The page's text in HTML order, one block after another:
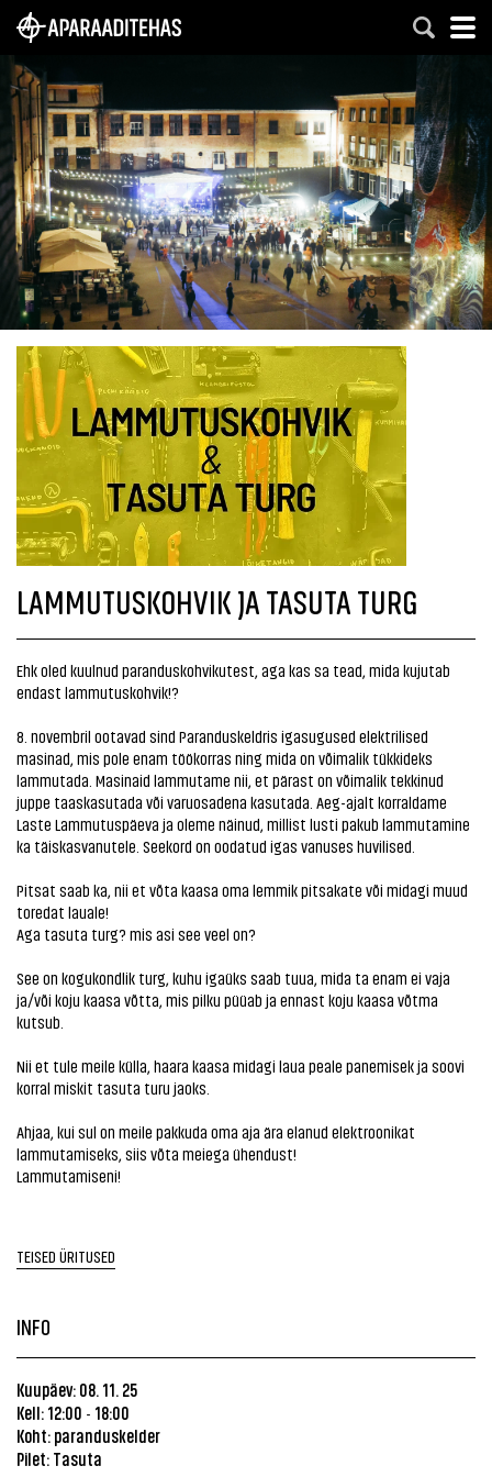
LAMMUTUSKOHVIK JA TASUTA TURG
Ehk oled kuulnud paranduskohvikutest, aga kas sa tead, mida kujutab
endast lammutuskohvik!?
8. novembril ootavad sind Paranduskeldris igasugused elektrilised
masinad, mis pole enam töökorras ning mida on võimalik tükkideks
lammutada. Masinaid lammutame nii, et pärast on võimalik tekkinud
juppe taaskasutada või varuosadena kasutada. Aeg-ajalt korraldame
Laste Lammutuspäeva ja oleme näinud, millist lusti pakub lammutamine
ka täiskasvanutele. Seekord on oodatud igas vanuses huvilised.
Pitsat saab ka, nii et võta kaasa oma lemmik pitsakate või midagi muud
toredat lauale!
Aga tasuta turg? mis asi see veel on?
See on kogukondlik turg, kuhu igaüks saab tuua, mida ta enam ei vaja
ja/või koju kaasa võtta, mis pilku püüab ja ennast koju kaasa võtma
kutsub.
Nii et tule meile külla, haara kaasa midagi laua peale panemisek ja soovi
korral miskit tasuta turu jaoks.
Ahjaa, kui sul on meile pakkuda oma aja ära elanud elektroonikat
lammutamiseks, siis võta meiega ühendust!
Lammutamiseni!
TEISED ÜRITUSED
INFO
Kuupäev: 08. 11. 25
Kell: 12:00 - 18:00
Koht: paranduskelder
Pilet: Tasuta